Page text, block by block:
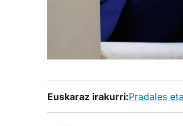
Euskaraz irakurri:Pradales